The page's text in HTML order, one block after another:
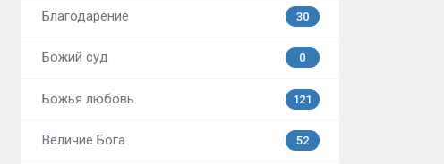
Благодарение 30
Божий суд 0
Божья любовь 121
Величие Бога 52